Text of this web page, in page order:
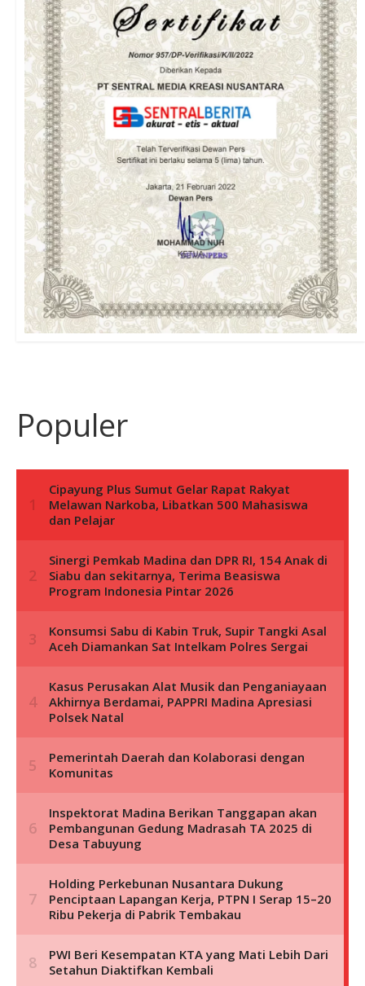
Populer